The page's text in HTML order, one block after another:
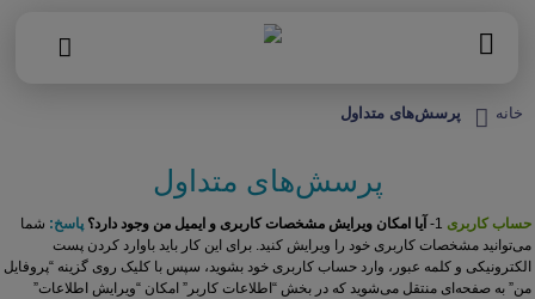
خانه پرسش‌های متداول
پرسش‌های متداول
حساب کاربری 1- آیا امکان ویرایش مشخصات کاربری و ایمیل من وجود دارد؟ پاسخ: شما
می‏‌توانید مشخصات کاربری خود را ویرایش کنید. برای این کار باید باوارد کردن پست
الکترونیکی و کلمه عبور، وارد حساب کاربری خود بشوید، سپس با کلیک روی گزینه “پروفایل
من” به صفحه‏‌ای منتقل می‏‌شوید که در بخش “اطلاعات کاربر” امکان “ویرایش اطلاعات”